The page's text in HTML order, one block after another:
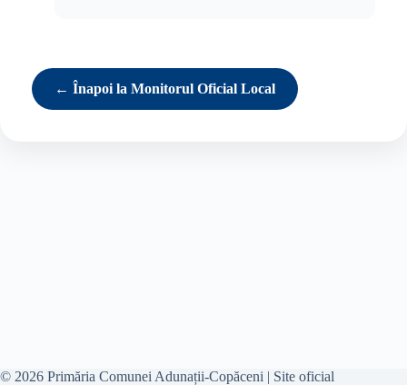
← Înapoi la Monitorul Oficial Local
© 2026 Primăria Comunei Adunații-Copăceni | Site oficial